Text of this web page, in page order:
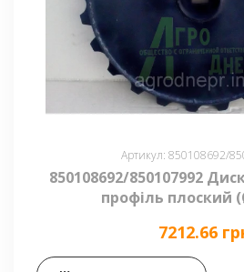
Артикул: 850108692/
850108692/850107992
профіль плоский
7212.66